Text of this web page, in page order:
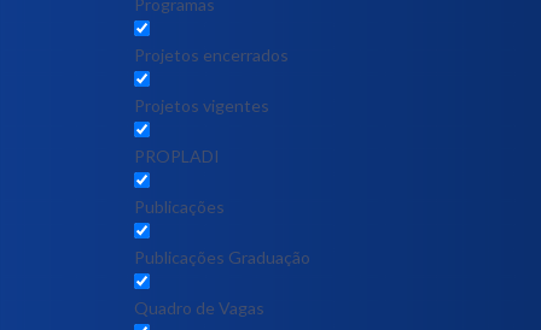
Programas
Projetos encerrados
Projetos vigentes
PROPLADI
Publicações
Publicações Graduação
Quadro de Vagas